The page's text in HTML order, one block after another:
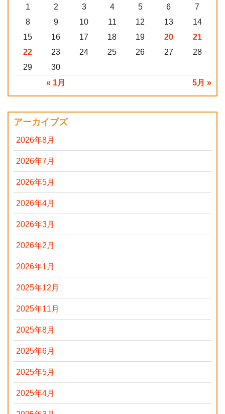
« 1月 5月 »
1 2 3 4 5 6
7
8
9 10 11 12 13
14
15
16 17 18 19 20
21
22
23 24 25 26 27
28
29
30
アーカイブズ
2026年8月
2026年7月
2026年5月
2026年4月
2026年3月
2026年2月
2026年1月
2025年12月
2025年11月
2025年8月
2025年6月
2025年5月
2025年4月